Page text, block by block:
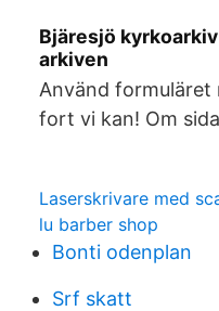
Bjäresjö
arkiven
Använd formuläret
fort vi kan! Om
Laserskrivare med
lu barber shop
Bonti odenplan
Srf skatt